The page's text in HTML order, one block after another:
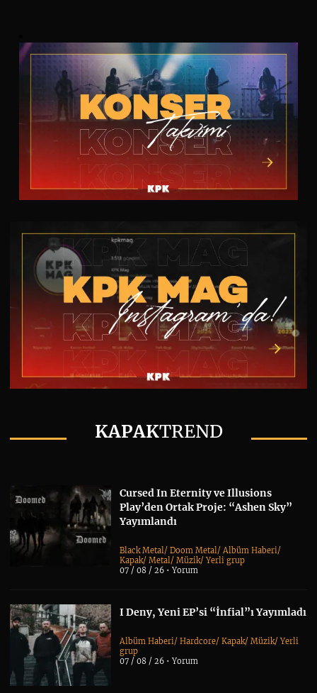
KAPAKTREND
Cursed In Eternity ve Illusions
Play’den Ortak Proje: “Ashen Sky”
Yayımlandı
Black Metal/Doom Metal/Albüm Haberi/
Kapak/Metal/Müzik/Yerli grup
07 / 08 / 26 •Yorum
I Deny, Yeni EP’si “İnfial”ı Yayımladı
Albüm Haberi/Hardcore/Kapak/Müzik/Yerli
grup
07 / 08 / 26 •Yorum